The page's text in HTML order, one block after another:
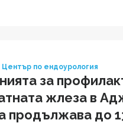
Център по ендоурология
за
жлеза в
продължава до